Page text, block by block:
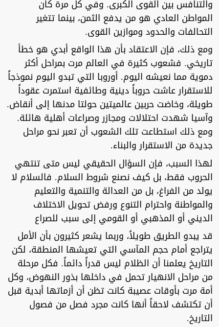
والتنافس بين القوى الكبرى. وفي كل مرة كان
المواطن العادي هو من يدفع الثمن، بينما تتغير
التحالفات والحدود وموازين القوى.
ومع ذلك، فإن الاعتقاد بأن هذا الواقع أبدي هو خطأ
تاريخي. فشعوب كثيرة في العالم مرت بمراحل أكثر
دموية مما نعيشه اليوم. أوروبا التي تبدو اليوم نموذجاً
للاستقرار عاشت حروباً دينية وطائفية استمرت عقوداً
طويلة، وخاضت حربين عالميتين حولتا مدنها إلى أنقاض.
وآسيا شهدت احتلالات ومجازر وصراعات أهلية هائلة.
ومع ذلك استطاعت تلك الشعوب أن تعبر نحو مراحل
جديدة من الاستقرار والبناء.
لهذا السبب، فإن السؤال الحقيقي ليس متى تنتهي
الحروب فقط، بل كيف نصنع شروط السلام. فالسلام لا
يولد من الفراغ، بل من العدالة والتنمية والتعليم
والمواطنة واحترام التنوع ورفض تحويل الاختلاف
الديني أو المذهبي أو القومي إلى سبب للصراع
قد يبدو الطريق طويلاً، وربما يشعر كثيرون بأن الأمل
يتراجع أمام حجم المآسي التي تعيشها المنطقة، لكن
التاريخ يعلمنا أن الظلام ليس قدراً دائماً. فكل مرحلة
من مراحل الانهيار تحمل في داخلها بذور النهوض، وكل
أمة مرت بأوقات عصيبة كانت تظن أن أزماتها أبدية قبل
أن تكتشف لاحقاً أنها كانت مجرد فصل من فصول
التاريخ.